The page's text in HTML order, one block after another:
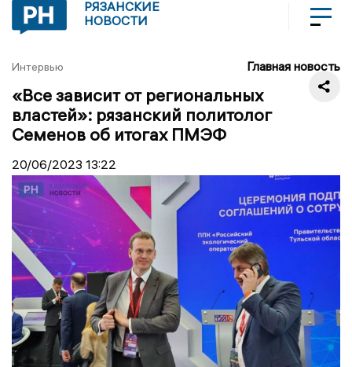
РЯЗАНСКИЕ
НОВОСТИ
Интервью Главная новость
«Все зависит от региональных
властей»: рязанский политолог
Семенов об итогах ПМЭФ
20/06/2023 13:22